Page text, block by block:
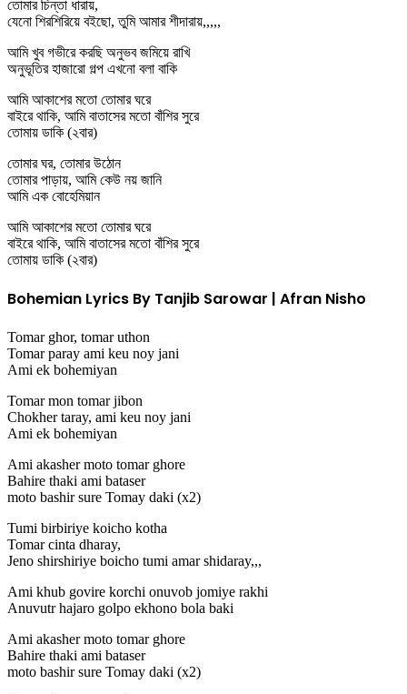
তোমার চিন্তা ধারায়,
যেনো শিরশিরিয়ে বইছো, তুমি আমার শীদারায়,,,,,
আমি খুব গভীরে করছি অনুভব জমিয়ে রাখি
অনুভূতির হাজারো গল্প এখনো বলা বাকি
আমি আকাশের মতো তোমার ঘরে
বাইরে থাকি, আমি বাতাসের মতো বাঁশির সুরে
তোমায় ডাকি (২বার)
তোমার ঘর, তোমার উঠোন
তোমার পাড়ায়, আমি কেউ নয় জানি
আমি এক বোহেমিয়ান
আমি আকাশের মতো তোমার ঘরে
বাইরে থাকি, আমি বাতাসের মতো বাঁশির সুরে
তোমায় ডাকি (২বার)
Bohemian Lyrics By Tanjib Sarowar | Afran Nisho
Tomar ghor, tomar uthon
Tomar paray ami keu noy jani
Ami ek bohemiyan
Tomar mon tomar jibon
Chokher taray, ami keu noy jani
Ami ek bohemiyan
Ami akasher moto tomar ghore
Bahire thaki ami bataser
moto bashir sure Tomay daki (x2)
Tumi birbiriye koicho kotha
Tomar cinta dharay,
Jeno shirshiriye boicho tumi amar shidaray,,,
Ami khub govire korchi onuvob jomiye rakhi
Anuvutr hajaro golpo ekhono bola baki
Ami akasher moto tomar ghore
Bahire thaki ami bataser
moto bashir sure Tomay daki (x2)